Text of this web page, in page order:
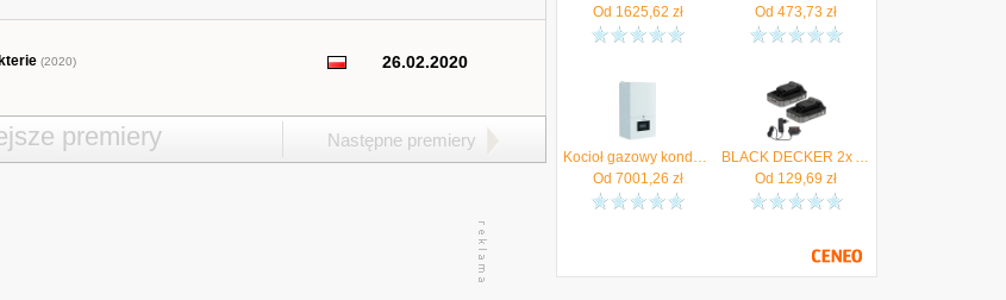
(2020)
26.02.2020
premiery Następne premiery
Od 1625,62 zł
Od 473,73 zł
Kocioł gazowy kondensacyjny MCR4 19 1funkcyjny De Dietrich Autoryzowany Sprzedawca !! 7857044
Od 7001,26 zł
BLACK DECKER 2x Akumulator Li-Ion 18V 2,0Ah PowerConnect BDL2018S + Ładowarka - Autoryzowany Dystrybutor
Od 129,69 zł